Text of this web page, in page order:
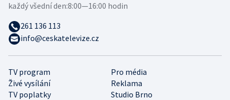
TV program
Pro média
Živé vysílání
Reklama
TV poplatky
Studio Brno
každý všední den:8:00—16:00 hodin
261 136 113
info@ceskatelevize.cz